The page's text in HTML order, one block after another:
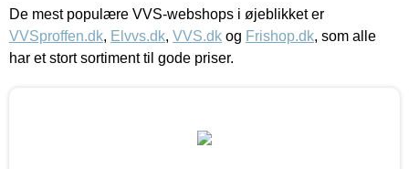
De mest populære VVS-webshops i øjeblikket er
VVSproffen.dk, Elvvs.dk, VVS.dk og Frishop.dk, som alle
har et stort sortiment til gode priser.